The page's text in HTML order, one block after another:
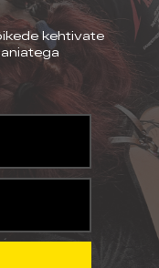
kehtivate